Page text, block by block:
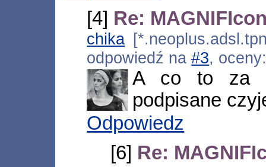
[4] Re:
chika
odpowiedź na#3,
A co to za
podpisane
Odpowiedz
[6] Re: